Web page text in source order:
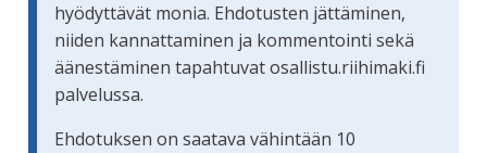
hyödyttävät monia. Ehdotusten jättäminen,
niiden kannattaminen ja kommentointi sekä
äänestäminen tapahtuvat osallistu.riihimaki.fi
palvelussa.
Ehdotuksen on saatava vähintään 10